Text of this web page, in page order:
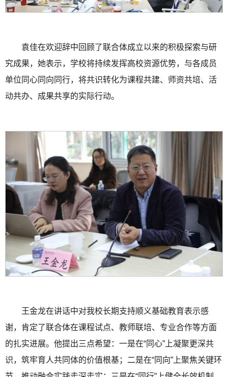
袁佳在欢迎辞中回顾了联合体成立以来的积极探索与研
究成果，她表示，学校将持续发挥高校资源优势，与各成员
单位同心同向同行，将共识转化为课程共建、师资共培、活
动共办、成果共享的实际行动。
王金龙在讲话中对我校长期支持顺义基础教育表示感
谢，肯定了联合体在课程试点、教师联培、专业合作等方面
的扎实进展。他提出三点希望：一是在“同心”上凝聚更深共
识，筑牢育人共同体的价值根基；二是在“同向”上聚焦关键环